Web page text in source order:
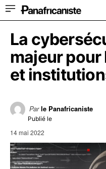
La
majeur
et
Par le Panafricaniste
Publié le
14 mai 2022